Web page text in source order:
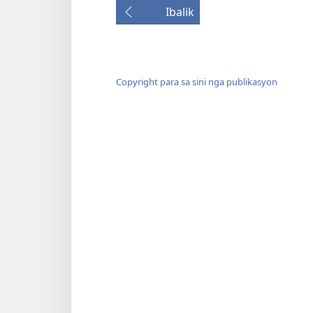
Ibalik
Copyright para sa sini nga publikasyon